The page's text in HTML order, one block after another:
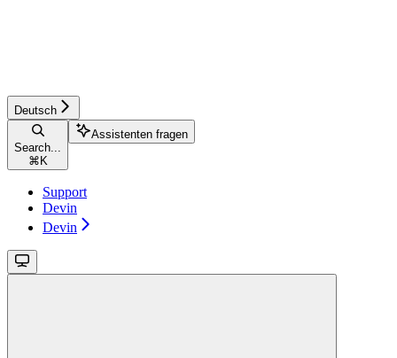
Deutsch
Search...
⌘ K
Assistenten fragen
Support
Devin
Devin